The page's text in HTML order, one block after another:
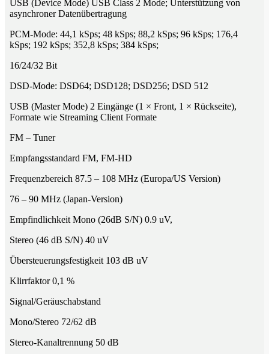
USB (Device Mode) USB Class 2 Mode; Unterstützung von
asynchroner Datenübertragung
PCM-Mode: 44,1 kSps; 48 kSps; 88,2 kSps; 96 kSps; 176,4
kSps; 192 kSps; 352,8 kSps; 384 kSps;
16/24/32 Bit
DSD-Mode: DSD64; DSD128; DSD256; DSD 512
USB (Master Mode) 2 Eingänge (1 × Front, 1 × Rückseite),
Formate wie Streaming Client Formate
FM – Tuner
Empfangsstandard FM, FM-HD
Frequenzbereich 87.5 – 108 MHz (Europa/US Version)
76 – 90 MHz (Japan-Version)
Empfindlichkeit Mono (26dB S/N) 0.9 uV,
Stereo (46 dB S/N) 40 uV
Übersteuerungsfestigkeit 103 dB uV
Klirrfaktor 0,1 %
Signal/Geräuschabstand
Mono/Stereo 72/62 dB
Stereo-Kanaltrennung 50 dB